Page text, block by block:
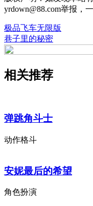
yrdown@88.com举报，
极品飞车无限版
巷子里的秘密
相关推荐
弹跳角斗士
动作格斗
安妮最后的希望
角色扮演